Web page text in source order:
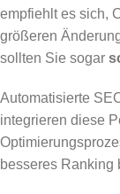
empfiehlt es sich,
größeren
sollten Sie sogar
Automatisierte
integrieren diese
besseres Ranking